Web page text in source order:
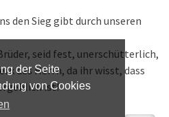
der Seite
von Cookies
den Sieg gibt durch unseren
seid fest, unerschütterlich,
des Herrn, da ihr wisst, dass
ist!